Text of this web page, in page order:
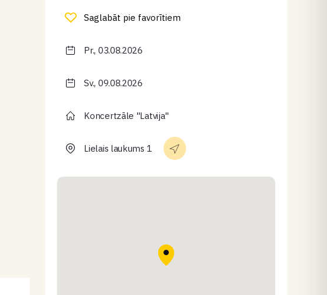
Saglabāt pie favorītiem
Pr., 03.08.2026
Sv., 09.08.2026
Koncertzāle "Latvija"
Lielais laukums 1